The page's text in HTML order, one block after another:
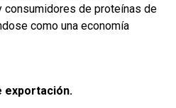
consumidores de proteínas de
como una economía
exportación.